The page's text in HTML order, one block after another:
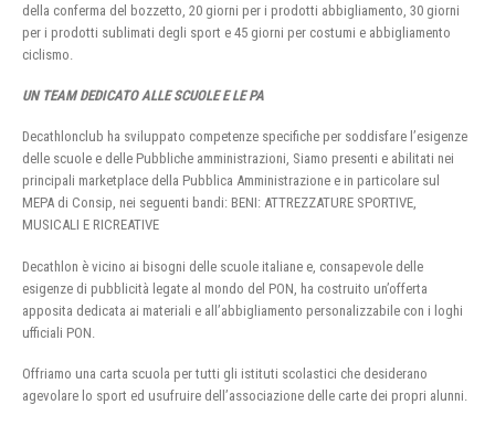
della conferma del bozzetto, 20 giorni per i prodotti abbigliamento, 30 giorni
per i prodotti sublimati degli sport e 45 giorni per costumi e abbigliamento
ciclismo.
UN TEAM DEDICATO ALLE SCUOLE E LE PA
Decathlonclub ha sviluppato competenze specifiche per soddisfare l’esigenze
delle scuole e delle Pubbliche amministrazioni, Siamo presenti e abilitati nei
principali marketplace della Pubblica Amministrazione e in particolare sul
MEPA di Consip, nei seguenti bandi: BENI: ATTREZZATURE SPORTIVE,
MUSICALI E RICREATIVE
Decathlon è vicino ai bisogni delle scuole italiane e, consapevole delle
esigenze di pubblicità legate al mondo del PON, ha costruito un’offerta
apposita dedicata ai materiali e all’abbigliamento personalizzabile con i loghi
ufficiali PON.
Offriamo una carta scuola per tutti gli istituti scolastici che desiderano
agevolare lo sport ed usufruire dell’associazione delle carte dei propri alunni.